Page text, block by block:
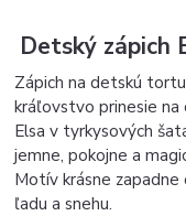
Detský zápich
Zápich na detskú
kráľovstvo prinesie na
Elsa v tyrkysových
jemne, pokojne a
Motív krásne
ľadu a snehu.